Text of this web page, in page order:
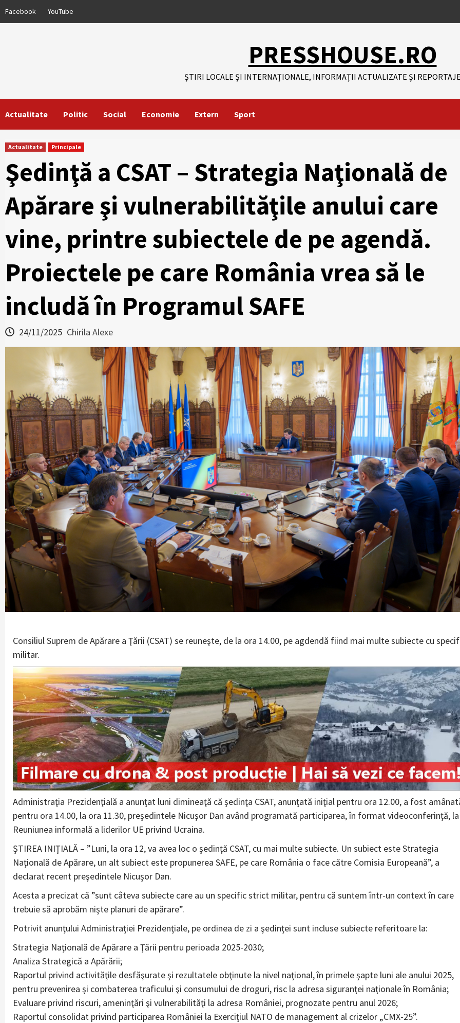
Facebook YouTube
PRESSHOUSE.RO
ȘTIRI LOCALE ȘI INTERNAȚIONALE, INFORMAȚII ACTUALIZATE ȘI
Actualitate Politic Social Economie Extern Sport
Actualitate Principale
Şedinţă a CSAT – Strategia Naţională de
Apărare şi vulnerabilităţile anului care
vine, printre subiectele de pe agendă.
Proiectele pe care România vrea să le
includă în Programul SAFE
24/11/2025 Chirila Alexe
Consiliul Suprem de Apărare a Ţării (CSAT) se reuneşte, de la ora 14.00, pe agdendă fiind mai multe subiecte cu
militar.
Administraţia Prezidenţială a anunţat luni dimineaţă că şedinţa CSAT, anunţată iniţial pentru ora 12.00, a fost
pentru ora 14.00, la ora 11.30, preşedintele Nicuşor Dan având programată participarea, în format videoconferinţă, la
Reuniunea informală a liderilor UE privind Ucraina.
ŞTIREA INIŢIALĂ – ”Luni, la ora 12, va avea loc o şedinţă CSAT, cu mai multe subiecte. Un subiect este Strategia
Naţională de Apărare, un alt subiect este propunerea SAFE, pe care România o face către Comisia Europeană”, a
declarat recent preşedintele Nicuşor Dan.
Acesta a precizat că ”sunt câteva subiecte care au un specific strict militar, pentru că suntem într-un context în care
trebuie să aprobăm nişte planuri de apărare”.
Potrivit anunţului Administraţiei Prezidenţiale, pe ordinea de zi a şedinţei sunt incluse subiecte referitoare la:
Strategia Naţională de Apărare a Ţării pentru perioada 2025-2030;
Analiza Strategică a Apărării;
Raportul privind activităţile desfăşurate şi rezultatele obţinute la nivel naţional, în primele şapte luni ale anului 2025,
pentru prevenirea şi combaterea traficului şi consumului de droguri, risc la adresa siguranţei naţionale în România;
Evaluare privind riscuri, ameninţări şi vulnerabilităţi la adresa României, prognozate pentru anul 2026;
Raportul consolidat privind participarea României la Exerciţiul NATO de management al crizelor „CMX-25”.